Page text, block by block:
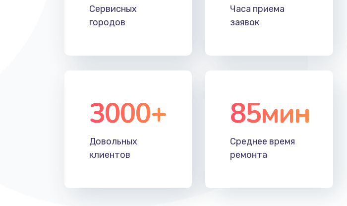
Сервисных
городов
Часа приема
заявок
3000+
Довольных
клиентов
85мин
Среднее время
ремонта